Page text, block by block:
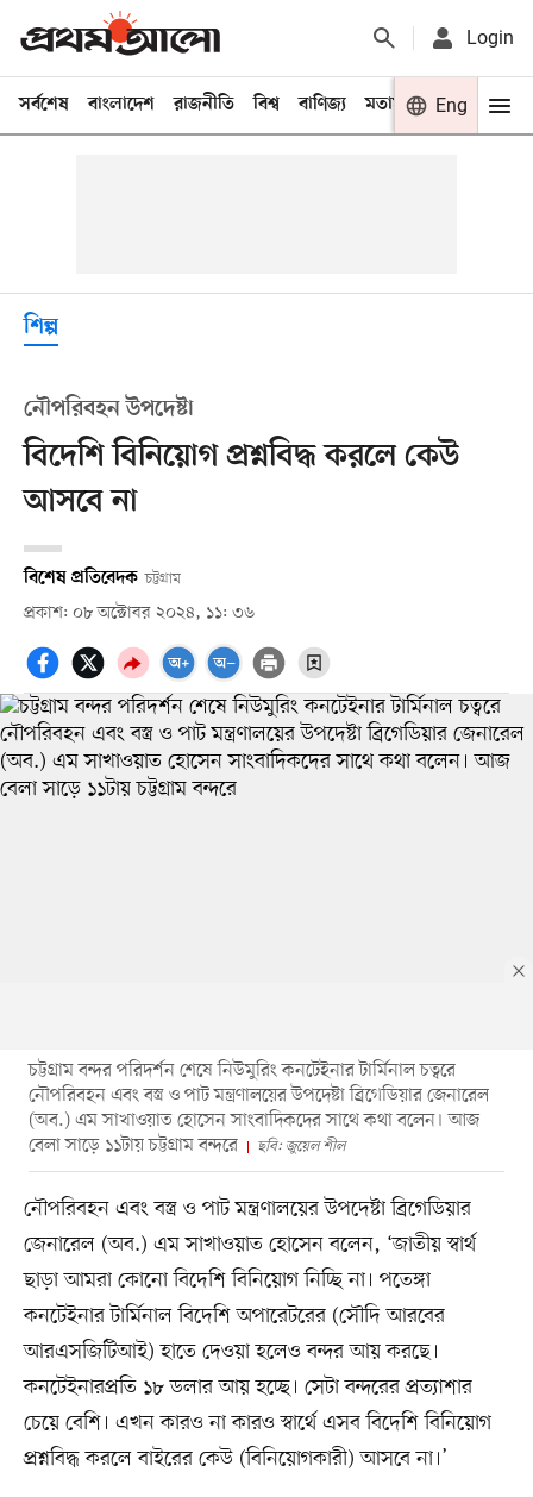
Login
সর্বশেষ বাংলাদেশ রাজনীতি বিশ্ব বাণিজ্য মতামত খেলা
Eng
শিল্প
নৌপরিবহন উপদেষ্টা
বিদেশি বিনিয়োগ প্রশ্নবিদ্ধ করলে কেউ
আসবে না
বিশেষ প্রতিবেদক চট্টগ্রাম
প্রকাশ: ০৮ অক্টোবর ২০২৪, ১১: ৩৬
চট্টগ্রাম বন্দর পরিদর্শন শেষে নিউমুরিং কনটেইনার টার্মিনাল চত্বরে
নৌপরিবহন এবং বস্ত্র ও পাট মন্ত্রণালয়ের উপদেষ্টা ব্রিগেডিয়ার জেনারেল
(অব.) এম সাখাওয়াত হোসেন সাংবাদিকদের সাথে কথা বলেন। আজ
বেলা সাড়ে ১১টায় চট্টগ্রাম বন্দরে
ছবি: জুয়েল শীল
নৌপরিবহন এবং বস্ত্র ও পাট মন্ত্রণালয়ের উপদেষ্টা ব্রিগেডিয়ার
জেনারেল (অব.) এম সাখাওয়াত হোসেন বলেন, ‘জাতীয় স্বার্থ
ছাড়া আমরা কোনো বিদেশি বিনিয়োগ নিচ্ছি না। পতেঙ্গা
কনটেইনার টার্মিনাল বিদেশি অপারেটরের (সৌদি আরবের
আরএসজিটিআই) হাতে দেওয়া হলেও বন্দর আয় করছে।
কনটেইনারপ্রতি ১৮ ডলার আয় হচ্ছে। সেটা বন্দরের প্রত্যাশার
চেয়ে বেশি। এখন কারও না কারও স্বার্থে এসব বিদেশি বিনিয়োগ
প্রশ্নবিদ্ধ করলে বাইরের কেউ (বিনিয়োগকারী) আসবে না।’